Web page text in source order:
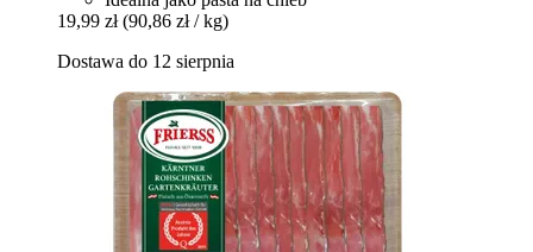
19,99 zł (90,86 zł / kg)
Dostawa do 12 sierpnia